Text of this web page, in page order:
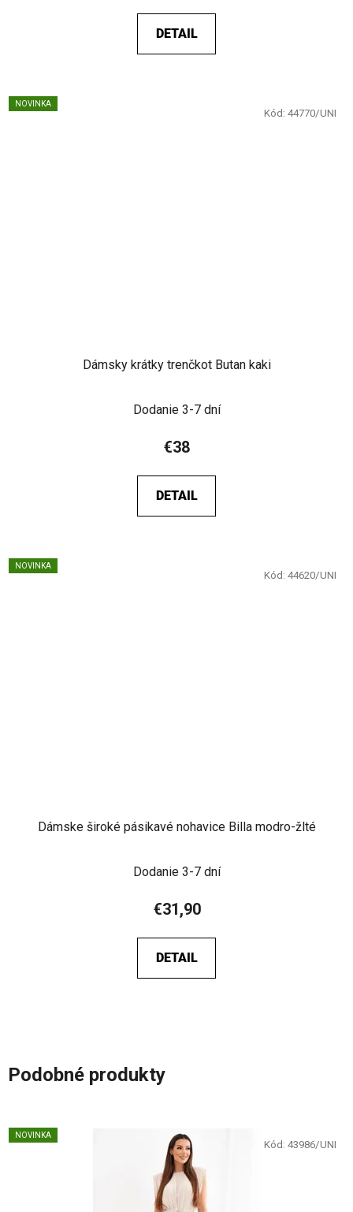
DETAIL
NOVINKA
Dámsky krátky trenčkot Butan kaki
Dodanie 3-7 dní
€38
DETAIL
Kód: 44770/UNI
NOVINKA
Dámske široké pásikavé nohavice Billa modro-žlté
Dodanie 3-7 dní
€31,90
DETAIL
Kód: 44620/UNI
Podobné produkty
NOVINKA
Kód: 43986/UNI